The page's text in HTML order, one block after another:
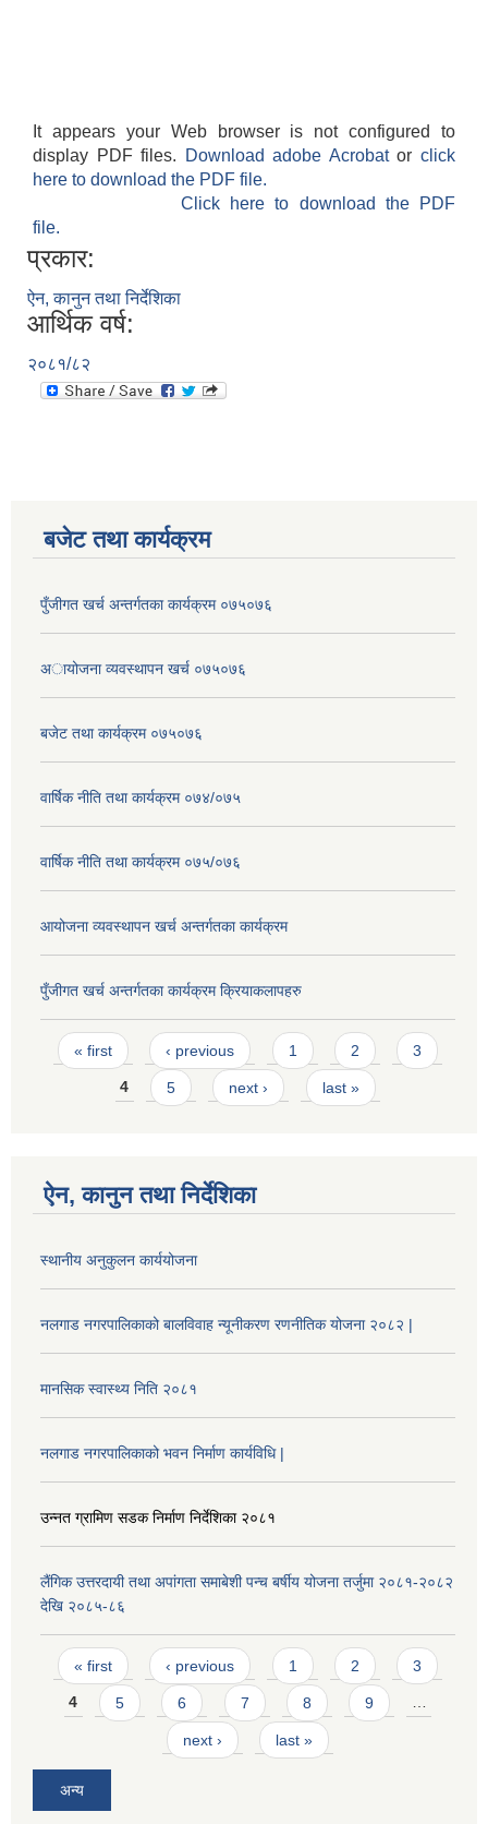
It appears your Web browser is not configured to
display PDF files.
Download adobe Acrobatorclick
here to download the PDF file.
Click here to download the PDF
file.
प्रकार:
ऐन, कानुन तथा निर्देशिका
आर्थिक वर्ष:
२०८१/८२
बजेट तथा कार्यक्रम
पुँजीगत खर्च अन्तर्गतका कार्यक्रम ०७५०७६
अायोजना व्यवस्थापन खर्च ०७५०७६
बजेट तथा कार्यक्रम ०७५०७६
वार्षिक नीति तथा कार्यक्रम ०७४/०७५
वार्षिक नीति तथा कार्यक्रम ०७५/०७६
आयोजना व्यवस्थापन खर्च अन्तर्गतका कार्यक्रम
पुँजीगत खर्च अन्तर्गतका कार्यक्रम क्रियाकलापहरु
Pages
« first ‹ previous 1 2 3
4 5 next › last »
ऐन, कानुन तथा निर्देशिका
स्थानीय अनुकुलन कार्ययोजना
नलगाड नगरपालिकाको बालविवाह न्यूनीकरण रणनीतिक योजना २०८२ |
मानसिक स्वास्थ्य निति २०८१
नलगाड नगरपालिकाको भवन निर्माण कार्यविधि |
उन्नत ग्रामिण सडक निर्माण निर्देशिका २०८१
लैंगिक उत्तरदायी तथा अपांगता समाबेशी पन्च बर्षीय योजना तर्जुमा २०८१-२०८२
देखि २०८५-८६
Pages
« first ‹ previous 1 2 3
4 5 6 7 8 9 …
next › last »
अन्य